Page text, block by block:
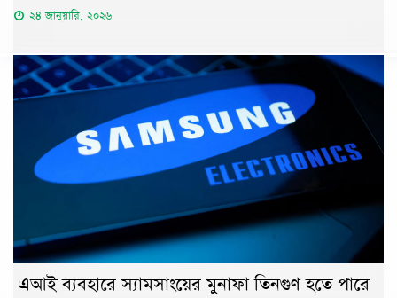
২৪ জানুয়ারি, ২০২৬
এআই ব্যবহারে স্যামসাংয়ের মুনাফা তিনগুণ হতে পারে